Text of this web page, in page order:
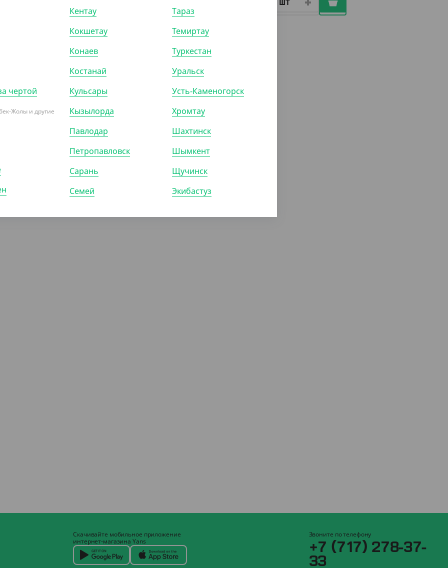
ПОКАЗАТЬ ЕЩЁ
Скачивайте мобильное приложение
интернет-магазина Yans
Звоните по телефону
+7 (717) 278-37-
33
чертой
Жолы и другие
Кентау
Кокшетау
Конаев
Костанай
Кульсары
Кызылорда
Павлодар
Петропавловск
Сарань
Семей
Тараз
Темиртау
Туркестан
Уральск
Усть-Каменогорск
Хромтау
Шахтинск
Шымкент
Щучинск
Экибастуз